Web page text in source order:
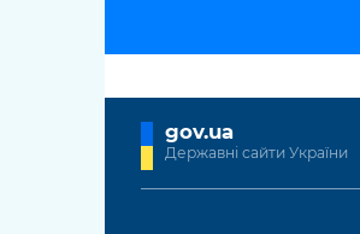
gov.ua
Державні сайти України